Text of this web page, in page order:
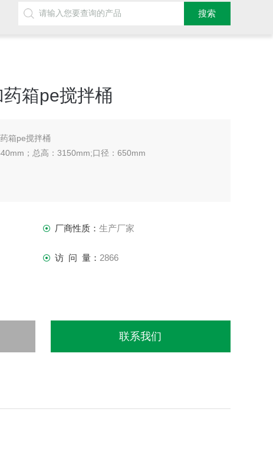
箱pe搅拌桶
箱pe搅拌桶
；总高：3150mm;口径：650mm
厂商性质： 生产厂家
访 问 量： 2866
联系我们